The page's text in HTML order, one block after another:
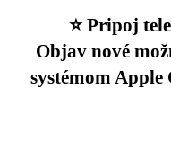
⭐️ Pripoj
Objav nové
systémom